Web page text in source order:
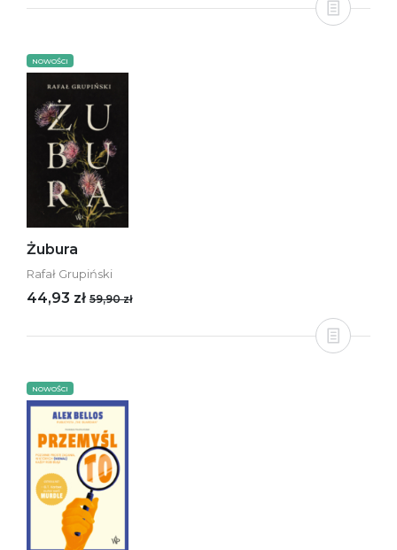
NOWOŚCI
Żubura
Rafał Grupiński
44,93 zł 59,90 zł
NOWOŚCI